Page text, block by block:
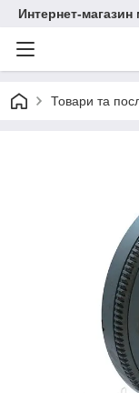
Интернет-
Товари та